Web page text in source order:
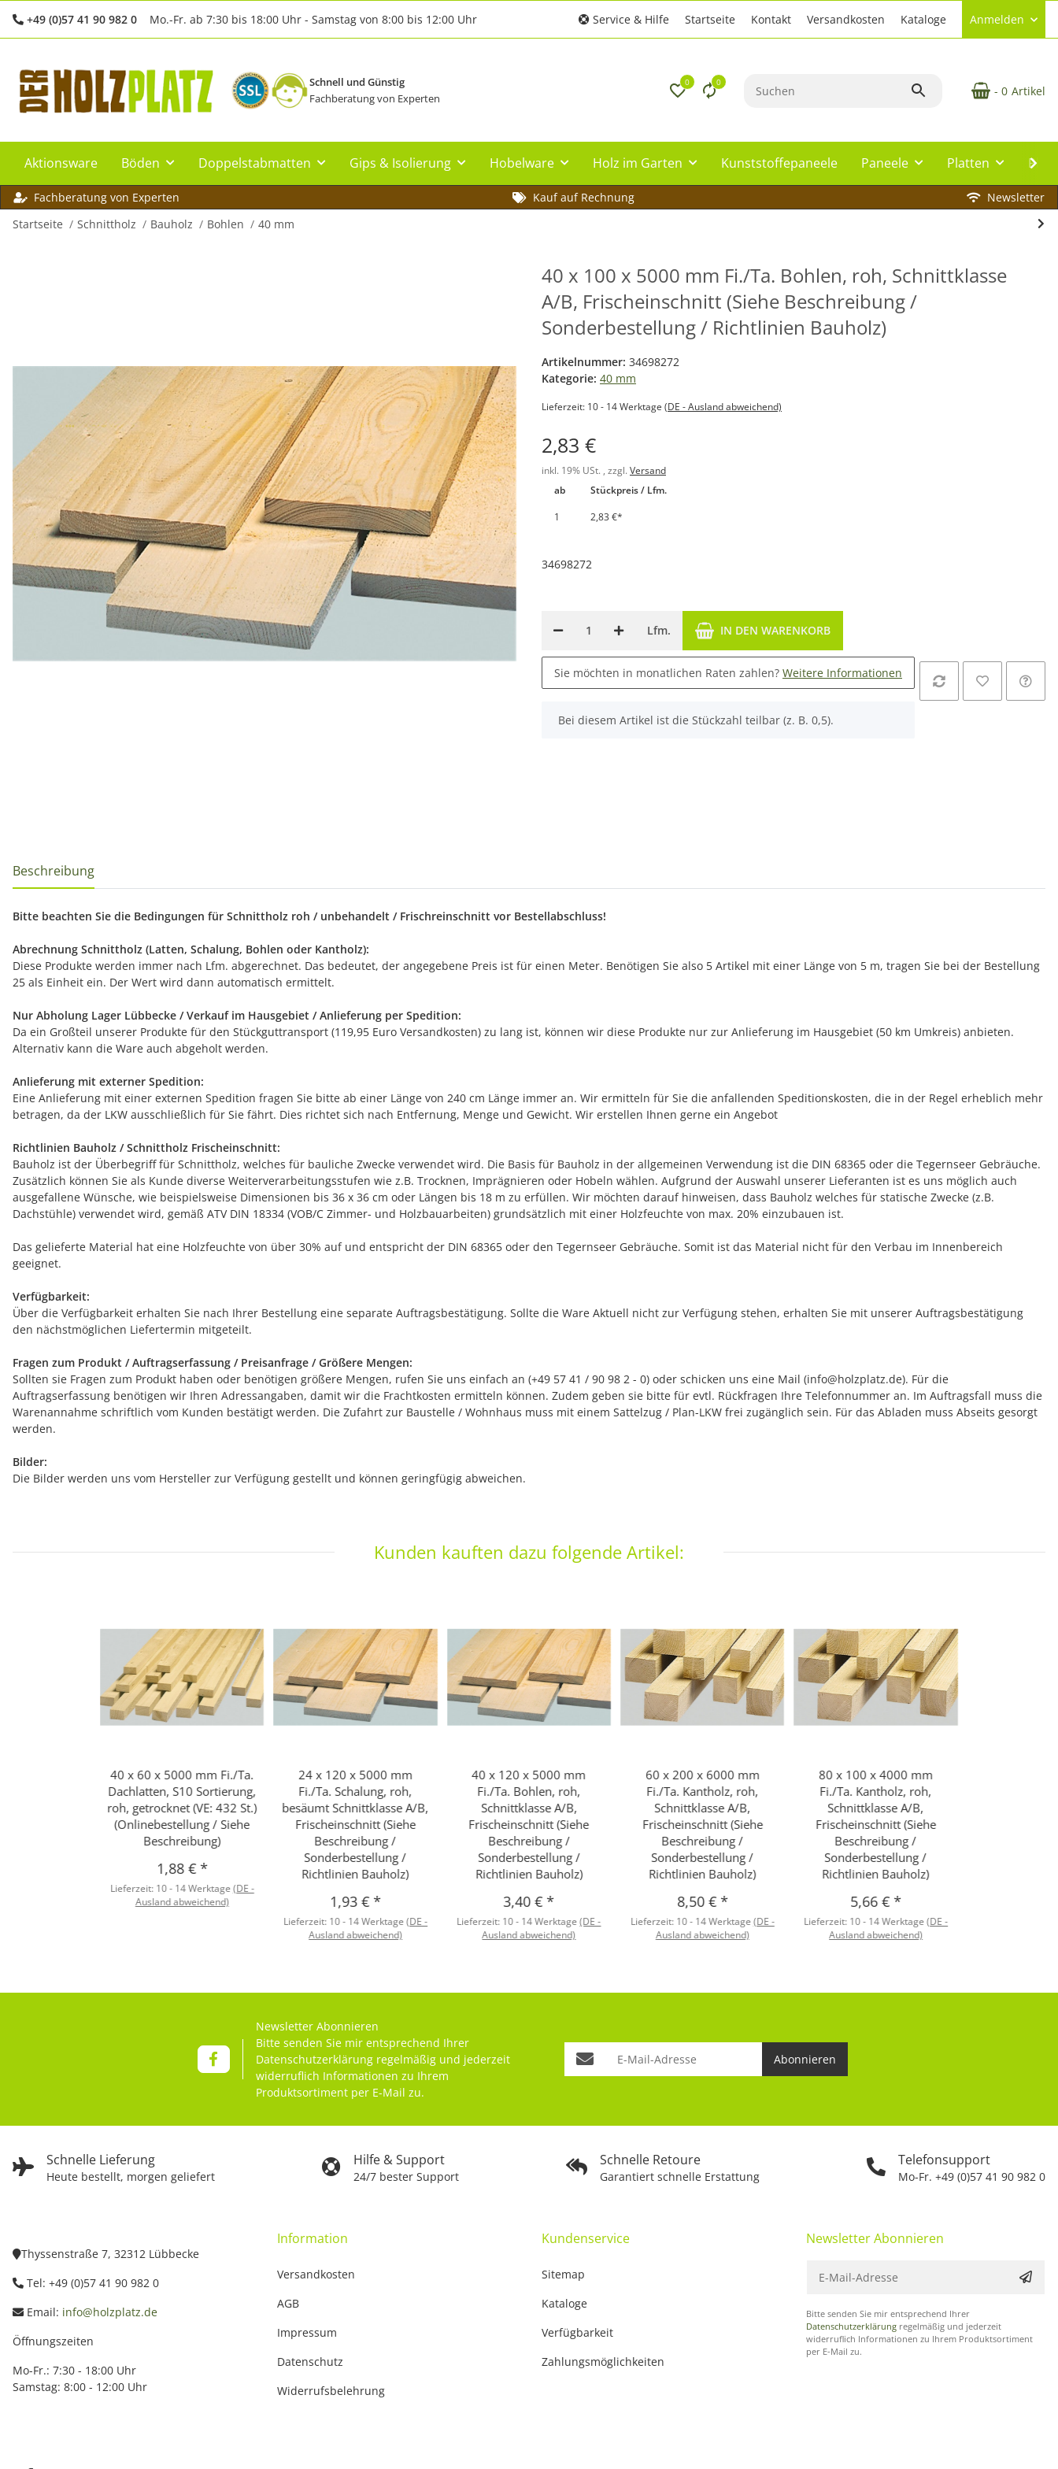
+49 (0)57 41 90 982 0 Mo.-Fr. ab 7:30 bis 18:00 Uhr - Samstag von 8:00 bis 12:00 Uhr Service & Hilfe Startseite Kontakt Versandkosten Kataloge Anmelden
Schnell und Günstig
Fachberatung von Experten
0 0
- 0 Artikel
Aktionsware Böden Doppelstabmatten Gips & Isolierung Hobelware Holz im Garten Kunststoffepaneele Paneele Platten
Fachberatung von Experten Kauf auf Rechnung
Newsletter
Startseite
Schnittholz Bauholz Bohlen 40 mm
40 x 100 x 5000 mm Fi./Ta. Bohlen, roh, Schnittklasse
A/B, Frischeinschnitt (Siehe Beschreibung /
Sonderbestellung / Richtlinien Bauholz)
Artikelnummer: 34698272
Kategorie: 40 mm
Lieferzeit: 10 - 14 Werktage (DE - Ausland abweichend)
2,83 €
inkl. 19% USt. , zzgl. Versand
ab
Stückpreis / Lfm.
1
2,83 €*
34698272
Lfm. IN DEN WARENKORB
Sie möchten in monatlichen Raten zahlen? Weitere Informationen
x
Bei diesem Artikel ist die Stückzahl teilbar (z. B. 0,5).
Beschreibung
Bitte beachten Sie die Bedingungen für Schnittholz roh / unbehandelt / Frischreinschnitt vor Bestellabschluss!
Abrechnung Schnittholz (Latten, Schalung, Bohlen oder Kantholz):
Diese Produkte werden immer nach Lfm. abgerechnet. Das bedeutet, der angegebene Preis ist für einen Meter. Benötigen Sie also 5 Artikel mit einer Länge von 5 m, tragen Sie bei der Bestellung
25 als Einheit ein. Der Wert wird dann automatisch ermittelt.
Nur Abholung Lager Lübbecke / Verkauf im Hausgebiet / Anlieferung per Spedition:
Da ein Großteil unserer Produkte für den Stückguttransport (119,95 Euro Versandkosten) zu lang ist, können wir diese Produkte nur zur Anlieferung im Hausgebiet (50 km Umkreis) anbieten.
Alternativ kann die Ware auch abgeholt werden.
Anlieferung mit externer Spedition:
Eine Anlieferung mit einer externen Spedition fragen Sie bitte ab einer Länge von 240 cm Länge immer an. Wir ermitteln für Sie die anfallenden Speditionskosten, die in der Regel erheblich mehr
betragen, da der LKW ausschließlich für Sie fährt. Dies richtet sich nach Entfernung, Menge und Gewicht. Wir erstellen Ihnen gerne ein Angebot
Richtlinien Bauholz / Schnittholz Frischeinschnitt:
Bauholz ist der Überbegriff für Schnittholz, welches für bauliche Zwecke verwendet wird. Die Basis für Bauholz in der allgemeinen Verwendung ist die DIN 68365 oder die Tegernseer Gebräuche.
Zusätzlich können Sie als Kunde diverse Weiterverarbeitungsstufen wie z.B. Trocknen, Imprägnieren oder Hobeln wählen. Aufgrund der Auswahl unserer Lieferanten ist es uns möglich auch
ausgefallene Wünsche, wie beispielsweise Dimensionen bis 36 x 36 cm oder Längen bis 18 m zu erfüllen. Wir möchten darauf hinweisen, dass Bauholz welches für statische Zwecke (z.B.
Dachstühle) verwendet wird, gemäß ATV DIN 18334 (VOB/C Zimmer- und Holzbauarbeiten) grundsätzlich mit einer Holzfeuchte von max. 20% einzubauen ist.
Das gelieferte Material hat eine Holzfeuchte von über 30% auf und entspricht der DIN 68365 oder den Tegernseer Gebräuche. Somit ist das Material nicht für den Verbau im Innenbereich
geeignet.
Verfügbarkeit:
Über die Verfügbarkeit erhalten Sie nach Ihrer Bestellung eine separate Auftragsbestätigung. Sollte die Ware Aktuell nicht zur Verfügung stehen, erhalten Sie mit unserer Auftragsbestätigung
den nächstmöglichen Liefertermin mitgeteilt.
Fragen zum Produkt / Auftragserfassung / Preisanfrage / Größere Mengen:
Sollten sie Fragen zum Produkt haben oder benötigen größere Mengen, rufen Sie uns einfach an (+49 57 41 / 90 98 2 - 0) oder schicken uns eine Mail (info@holzplatz.de). Für die
Auftragserfassung benötigen wir Ihren Adressangaben, damit wir die Frachtkosten ermitteln können. Zudem geben sie bitte für evtl. Rückfragen Ihre Telefonnummer an. Im Auftragsfall muss die
Warenannahme schriftlich vom Kunden bestätigt werden. Die Zufahrt zur Baustelle / Wohnhaus muss mit einem Sattelzug / Plan-LKW frei zugänglich sein. Für das Abladen muss Abseits gesorgt
werden.
Bilder:
Die Bilder werden uns vom Hersteller zur Verfügung gestellt und können geringfügig abweichen.
Kunden kauften dazu folgende Artikel:
40 x 60 x 5000 mm Fi./Ta.
Dachlatten, S10 Sortierung,
roh, getrocknet (VE: 432 St.)
(Onlinebestellung / Siehe
Beschreibung)
1,88 € *
Lieferzeit: 10 - 14 Werktage(DE -
Ausland abweichend)
24 x 120 x 5000 mm
Fi./Ta. Schalung, roh,
besäumt Schnittklasse A/B,
Frischeinschnitt (Siehe
Beschreibung /
Sonderbestellung /
Richtlinien Bauholz)
1,93 € *
Lieferzeit: 10 - 14 Werktage(DE -
Ausland abweichend)
40 x 120 x 5000 mm
Fi./Ta. Bohlen, roh,
Schnittklasse A/B,
Frischeinschnitt (Siehe
Beschreibung /
Sonderbestellung /
Richtlinien Bauholz)
3,40 € *
Lieferzeit: 10 - 14 Werktage(DE -
Ausland abweichend)
60 x 200 x 6000 mm
Fi./Ta. Kantholz, roh,
Schnittklasse A/B,
Frischeinschnitt (Siehe
Beschreibung /
Sonderbestellung /
Richtlinien Bauholz)
8,50 € *
Lieferzeit: 10 - 14 Werktage(DE -
Ausland abweichend)
80 x 100 x 4000 mm
Fi./Ta. Kantholz, roh,
Schnittklasse A/B,
Frischeinschnitt (Siehe
Beschreibung /
Sonderbestellung /
Richtlinien Bauholz)
5,66 € *
Lieferzeit: 10 - 14 Werktage(DE -
Ausland abweichend)
Schnelle Lieferung
Heute bestellt, morgen geliefert
Hilfe & Support
24/7 bester Support
Schnelle Retoure
Garantiert schnelle Erstattung
Telefonsupport
Mo-Fr. +49 (0)57 41 90 982 0
Newsletter Abonnieren
Bitte senden Sie mir entsprechend Ihrer
Datenschutzerklärung regelmäßig und jederzeit
widerruflich Informationen zu Ihrem
Produktsortiment per E-Mail zu.
Abonnieren
Thyssenstraße 7, 32312 Lübbecke
Tel: +49 (0)57 41 90 982 0
Email: info@holzplatz.de
Öffnungszeiten
Mo-Fr.: 7:30 - 18:00 Uhr
Samstag: 8:00 - 12:00 Uhr
Information
Versandkosten
AGB
Impressum
Datenschutz
Widerrufsbelehrung
Kundenservice
Sitemap
Kataloge
Verfügbarkeit
Zahlungsmöglichkeiten
Newsletter Abonnieren
Bitte senden Sie mir entsprechend Ihrer
Datenschutzerklärung regelmäßig und jederzeit
widerruflich Informationen zu Ihrem Produktsortiment
per E-Mail zu.